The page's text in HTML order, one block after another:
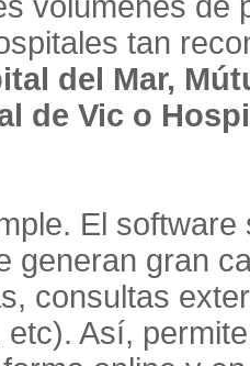
tan
del Mar,
de Vic o
El
generan gran
consultas
Así,